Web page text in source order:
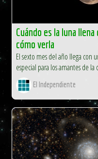
Cuándo es la luna
cómo verla
El sexto mes del año llega con
especial para los amantes de
El Independiente